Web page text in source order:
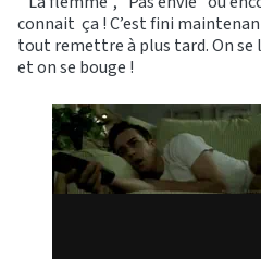
connait ça ! C’est fini
tout remettre à plus tard. On se
et on se bouge !